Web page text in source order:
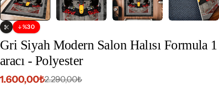
Özelleştirilebilir
%30
İndirim
Gri Siyah Modern Salon Halısı Formula 1
aracı - Polyester
İndirimli
1.600,00₺
Normal
2.290,00₺